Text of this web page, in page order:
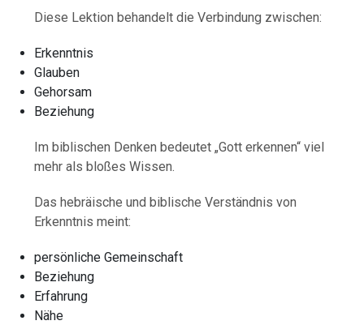
Diese Lektion behandelt die Verbindung zwischen:
Erkenntnis
Glauben
Gehorsam
Beziehung
Im biblischen Denken bedeutet „Gott erkennen“ viel
mehr als bloßes Wissen.
Das hebräische und biblische Verständnis von
Erkenntnis meint:
persönliche Gemeinschaft
Beziehung
Erfahrung
Nähe